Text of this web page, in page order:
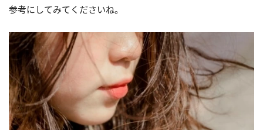
参考にしてみてくださいね。